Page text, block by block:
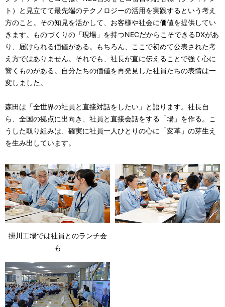
ト）と見立てて最先端のテクノロジーの活用を実践するという考え
方のこと。その知見を活かして、お客様や社会に価値を提供してい
きます。ものづくりの「現場」を持つNECだからこそできるDXがあ
り、届けられる価値がある。もちろん、ここで初めて公表された考
え方ではありません。それでも、社長が直に伝えることで強く心に
響くものがある。自分たちの価値を再発見した社員たちの表情は一
変しました。
森田は「全世界の社員と直接対話をしたい」と語ります。社長自
ら、全国の拠点に出向き、社員と直接会話をする「場」を作る。こ
うした取り組みは、確実に社員一人ひとりの心に「変革」の芽生え
を生み出しています。
掛川工場では社員とのランチ会
も